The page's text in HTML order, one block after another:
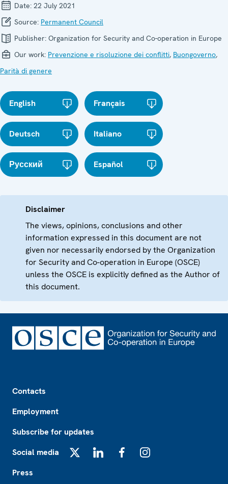
Date: 22 July 2021
Source: Permanent Council
Publisher: Organization for Security and Co-operation in Europe
Our work: Prevenzione e risoluzione dei conflitti, Buongoverno,
Parità di genere
English Français
Deutsch Italiano
Русский Español
Disclaimer
The views, opinions, conclusions and other
information expressed in this document are not
given nor necessarily endorsed by the Organization
for Security and Co-operation in Europe (OSCE)
unless the OSCE is explicitly defined as the Author of
this document.
Contacts
Employment
Subscribe for updates
Social media
Press